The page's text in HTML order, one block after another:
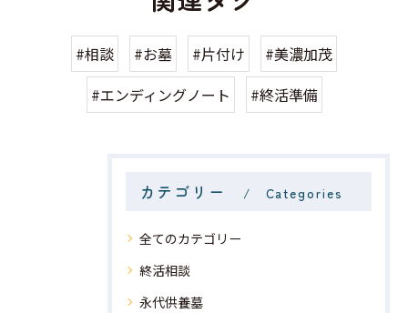
#相談 #お墓 #片付け
#美濃加茂
#エンディングノート
#終活準備
カテゴリー Categories
全てのカテゴリー
終活相談
永代供養墓